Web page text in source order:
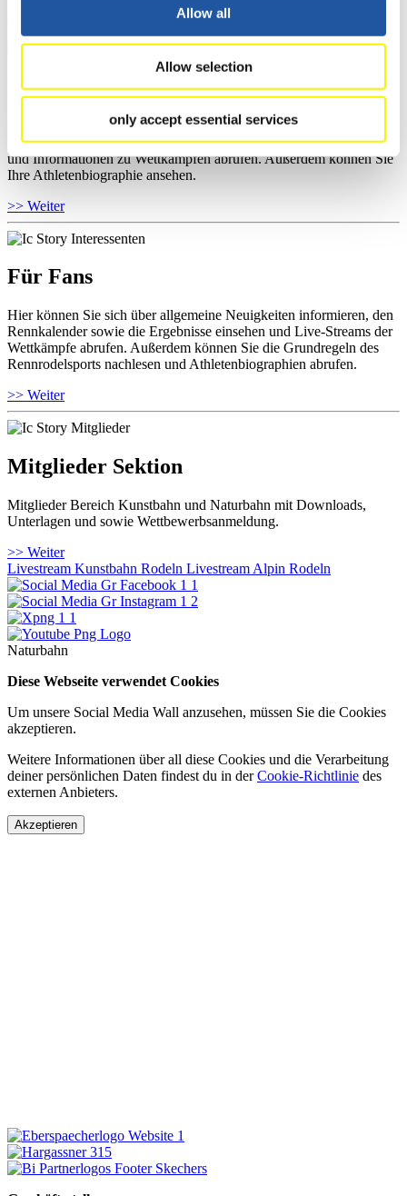
Allow all
Allow selection
only accept essential services
Für Athleten
Hier können Sie das aktuelle Regelwerk sowie Richtlinien zu
Wettkämpfen, Anti-Doping und Fairplay einsehen, Ergebnislisten
und Informationen zu Wettkämpfen abrufen. Außerdem können Sie
Ihre Athletenbiographie ansehen.
>> Weiter
Für Fans
Hier können Sie sich über allgemeine Neuigkeiten informieren, den
Rennkalender sowie die Ergebnisse einsehen und Live-Streams der
Wettkämpfe abrufen. Außerdem können Sie die Grundregeln des
Rennrodelsports nachlesen und Athletenbiographien abrufen.
>> Weiter
Mitglieder Sektion
Mitglieder Bereich Kunstbahn und Naturbahn mit Downloads,
Unterlagen und sowie Wettbewerbsanmeldung.
>> Weiter
Livestream Kunstbahn Rodeln Livestream Alpin Rodeln
Naturbahn
Diese Webseite verwendet Cookies
Um unsere Social Media Wall anzusehen, müssen Sie die Cookies
akzeptieren.
Weitere Informationen über all diese Cookies und die Verarbeitung
deiner persönlichen Daten findest du in derCookie-Richtlinie des
externen Anbieters.
Akzeptieren